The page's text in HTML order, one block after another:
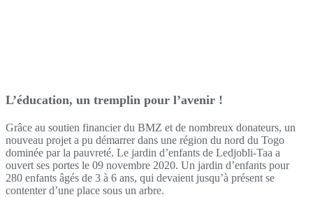
L’éducation, un tremplin pour l’avenir !
Grâce au soutien financier du BMZ et de nombreux donateurs, un
nouveau projet a pu démarrer dans une région du nord du Togo
dominée par la pauvreté. Le jardin d’enfants de Ledjobli-Taa a
ouvert ses portes le 09 novembre 2020. Un jardin d’enfants pour
280 enfants âgés de 3 à 6 ans, qui devaient jusqu’à présent se
contenter d’une place sous un arbre.